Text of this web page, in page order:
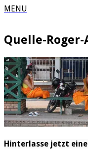
MENU
Quelle-Roger-
Hinterlasse jetzt